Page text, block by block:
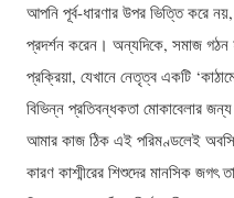
আপনি পূর্ব-ধারণার উপর ভিত্তি করে
প্রদর্শন করেন। অন্যদিকে, সমাজ
প্রক্রিয়া, যেখানে নেতৃত্ব একটি
বিভিন্ন প্রতিবন্ধকতা মোকাবেলার
আমার কাজ ঠিক এই পরিমণ্ডলেই
কারণ কাশ্মীরের শিশুদের মানসিক জগৎ